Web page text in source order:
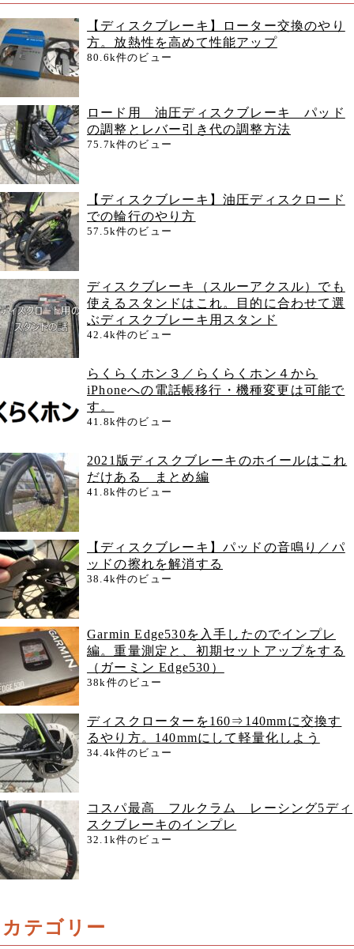
【ディスクブレーキ】ローター交換のやり
方。放熱性を高めて性能アップ
80.6k件のビュー
ロード用 油圧ディスクブレーキ パッド
の調整とレバー引き代の調整方法
75.7k件のビュー
【ディスクブレーキ】油圧ディスクロード
での輪行のやり方
57.5k件のビュー
ディスクブレーキ（スルーアクスル）でも
使えるスタンドはこれ。目的に合わせて選
ぶディスクブレーキ用スタンド
42.4k件のビュー
らくらくホン３／らくらくホン４から
iPhoneへの電話帳移行・機種変更は可能で
す。
41.8k件のビュー
2021版ディスクブレーキのホイールはこれ
だけある まとめ編
41.8k件のビュー
【ディスクブレーキ】パッドの音鳴り／パ
ッドの擦れを解消する
38.4k件のビュー
Garmin Edge530を入手したのでインプレ
編。重量測定と、初期セットアップをする
（ガーミン Edge530）
38k件のビュー
ディスクローターを160⇒140mmに交換す
るやり方。140mmにして軽量化しよう
34.4k件のビュー
コスパ最高 フルクラム レーシング5ディ
スクブレーキのインプレ
32.1k件のビュー
カテゴリー